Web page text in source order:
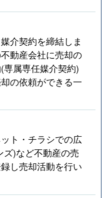
介契約を締結しま
動産会社に売却の
属専任媒介契約)
の依頼ができる一
ト・チラシでの広
)など不動産の売
し売却活動を行い